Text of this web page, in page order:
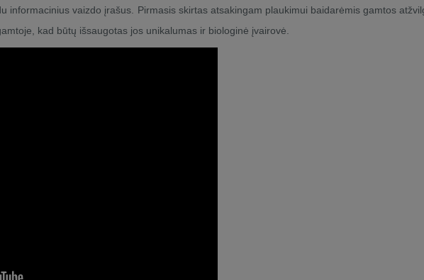
informacinius vaizdo įrašus. Pirmasis skirtas atsakingam plaukimui baidarėmis gamtos
kad būtų išsaugotas jos unikalumas ir biologinė įvairovė.